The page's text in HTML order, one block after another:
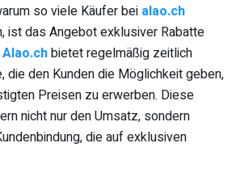
so viele Käufer bei alao.ch
ist das Angebot exklusiver Rabatte
Alao.chbietet regelmäßig zeitlich
die den Kunden die Möglichkeit geben,
Preisen zu erwerben. Diese
nicht nur den Umsatz, sondern
die auf exklusiven